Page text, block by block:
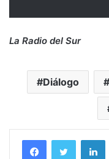
La Radio del Sur
Diálogo
FacebookTwitter